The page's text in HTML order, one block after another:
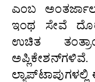
ಎಂಬ
ಇಂಥ ಸೇವೆ
ಉಚಿತ